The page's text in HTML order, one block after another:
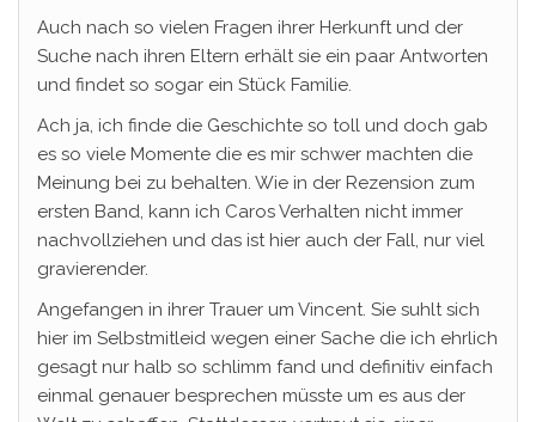
Auch nach so vielen Fragen ihrer Herkunft und der
Suche nach ihren Eltern erhält sie ein paar Antworten
und findet so sogar ein Stück Familie.
Ach ja, ich finde die Geschichte so toll und doch gab
es so viele Momente die es mir schwer machten die
Meinung bei zu behalten. Wie in der Rezension zum
ersten Band, kann ich Caros Verhalten nicht immer
nachvollziehen und das ist hier auch der Fall, nur viel
gravierender.
Angefangen in ihrer Trauer um Vincent. Sie suhlt sich
hier im Selbstmitleid wegen einer Sache die ich ehrlich
gesagt nur halb so schlimm fand und definitiv einfach
einmal genauer besprechen müsste um es aus der